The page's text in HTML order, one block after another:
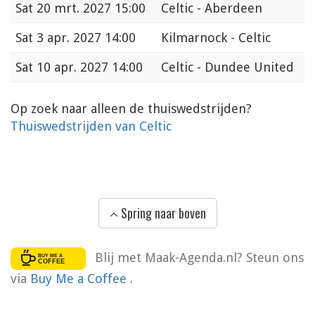
Sat 20 mrt. 2027 15:00
Celtic - Aberdeen
Sat 3 apr. 2027 14:00
Kilmarnock - Celtic
Sat 10 apr. 2027 14:00 Celtic - Dundee United
Op zoek naar alleen de thuiswedstrijden?
Thuiswedstrijden van Celtic
Spring naar boven
Blij met Maak-Agenda.nl? Steun ons
via Buy Me a Coffee .